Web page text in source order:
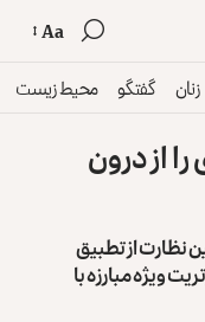
Aa
زنان گفتگو محیط زیست
از درون
از تطبیق
ویژه مبارزه با